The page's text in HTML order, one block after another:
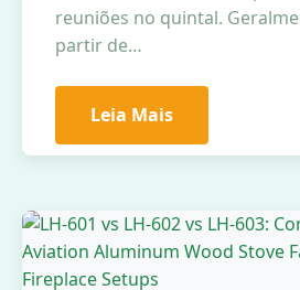
reuniões no quintal.
partir de…
Leia Mais